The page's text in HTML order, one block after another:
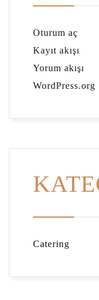
Oturum aç
Kayıt akışı
Yorum akışı
WordPress.org
Catering